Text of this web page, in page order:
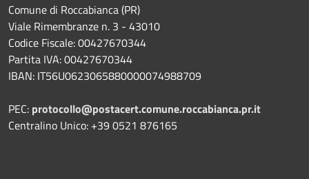
Comune di Roccabianca (PR)
Viale Rimembranze n. 3 - 43010
Codice Fiscale: 00427670344
Partita IVA: 00427670344
IBAN: IT56U0623065880000074988709
PEC: protocollo@postacert.comune.roccabianca.pr.it
Centralino Unico: +39 0521 876165